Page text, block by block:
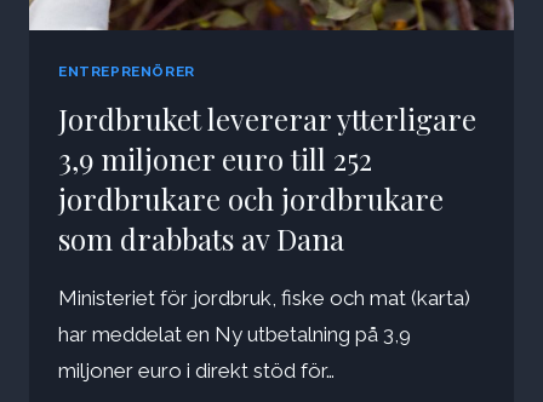
ENTREPRENÖRER
Jordbruket levererar ytterligare
3,9 miljoner euro till 252
jordbrukare och jordbrukare
som drabbats av Dana
Ministeriet för jordbruk, fiske och mat (karta)
har meddelat en Ny utbetalning på 3,9
miljoner euro i direkt stöd för…